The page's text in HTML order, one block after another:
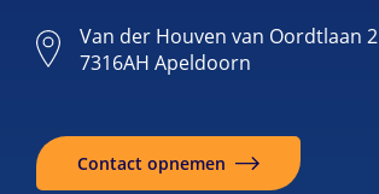
Van der Houven van Oordtlaan 2
7316AH Apeldoorn
Contact opnemen